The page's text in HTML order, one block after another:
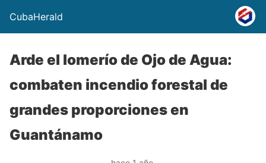
CubaHerald
Arde el lomerío de Ojo de Agua:
combaten incendio forestal de
grandes proporciones en
Guantánamo